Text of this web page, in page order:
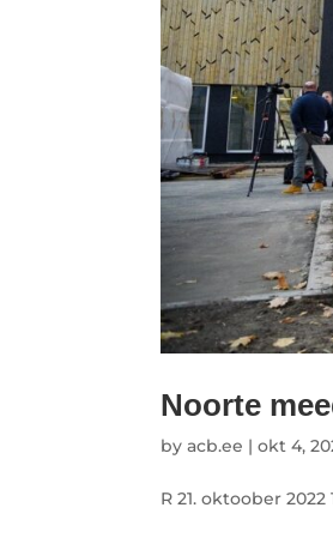
Noorte
byacb.ee |okt 4,
R 21. oktoober